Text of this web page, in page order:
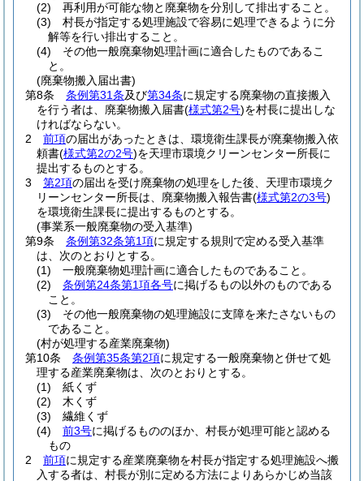
(2)
再利用が可能な物と廃棄物を分別して排出すること。
(3)
村長が指定する処理施設で容易に処理できるように分
解等を行い排出すること。
(4)
その他一般廃棄物処理計画に適合したものであるこ
と。
(廃棄物搬入届出書)
第8条
条例第31条及び第34条に規定する廃棄物の直接搬入
を行う者は、廃棄物搬入届書(様式第2号)を村長に提出しな
ければならない。
2
前項の届出があったときは、環境衛生課長が廃棄物搬入依
頼書(様式第2の2号)を天理市環境クリーンセンター所長に
提出するものとする。
3
第2項の届出を受け廃棄物の処理をした後、天理市環境ク
リーンセンター所長は、廃棄物搬入報告書(様式第2の3号)
を環境衛生課長に提出するものとする。
(事業系一般廃棄物の受入基準)
第9条
条例第32条第1項に規定する規則で定める受入基準
は、次のとおりとする。
(1)
一般廃棄物処理計画に適合したものであること。
(2)
条例第24条第1項各号に掲げるもの以外のものである
こと。
(3)
その他一般廃棄物の処理施設に支障を来たさないもの
であること。
(村が処理する産業廃棄物)
第10条
条例第35条第2項に規定する一般廃棄物と併せて処
理する産業廃棄物は、次のとおりとする。
(1)
紙くず
(2)
木くず
(3)
繊維くず
(4)
前3号に掲げるもののほか、村長が処理可能と認める
もの
2
前項に規定する産業廃棄物を村長が指定する処理施設へ搬
入する者は、村長が別に定める方法によりあらかじめ当該